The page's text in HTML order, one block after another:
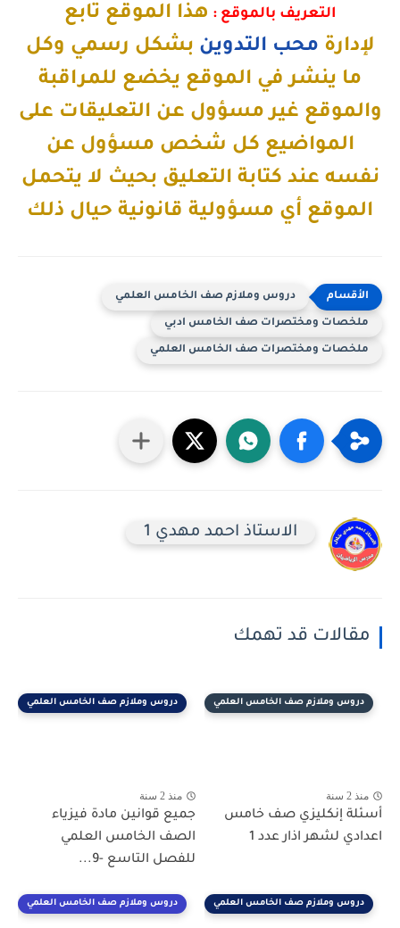
التعريف بالموقع : هذا الموقع تابع
لإدارة محب التدوين بشكل رسمي وكل
ما ينشر في الموقع يخضع للمراقبة
والموقع غير مسؤول عن التعليقات على
المواضيع كل شخص مسؤول عن
نفسه عند كتابة التعليق بحيث لا يتحمل
الموقع أي مسؤولية قانونية حيال ذلك
دروس وملازم صف الخامس العلمي
ملخصات ومختصرات صف الخامس ادبي
ملخصات ومختصرات صف الخامس العلمي
الاستاذ احمد مهدي 1
مقالات قد تهمك
دروس وملازم صف الخامس العلمي
منذ 2 سنة
أسئلة إنكليزي صف خامس
اعدادي لشهر اذار عدد 1
دروس وملازم صف الخامس العلمي
منذ 2 سنة
جميع قوانين مادة فيزياء
الصف الخامس العلمي
للفصل التاسع -9...
دروس وملازم صف الخامس العلمي دروس وملازم صف الخامس العلمي